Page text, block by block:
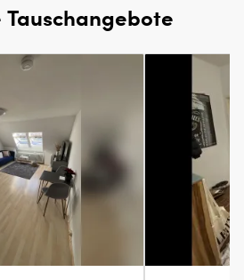
Tauschangebote